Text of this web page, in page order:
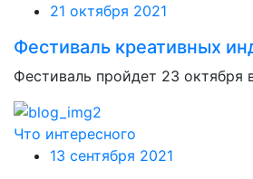
21 октября 2021
Фестиваль креативных
Фестиваль пройдет 23
Что интересного
13 сентября 2021